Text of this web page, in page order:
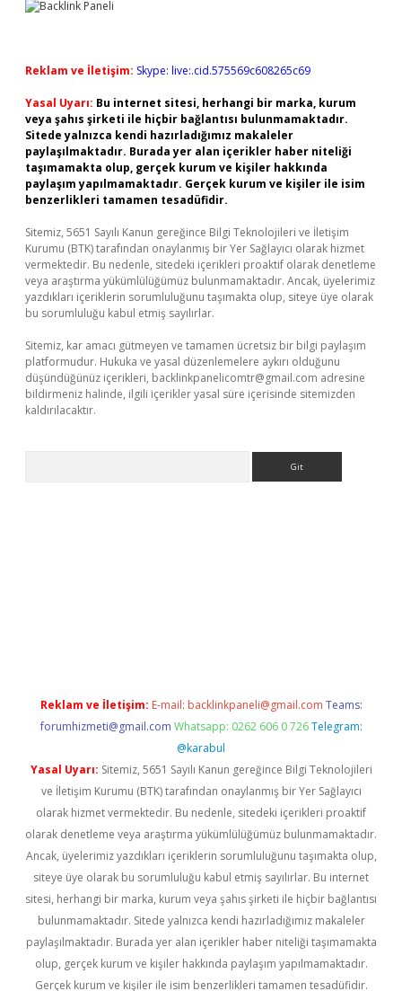
Reklam ve İletişim: Skype: live:.cid.575569c608265c69
Yasal Uyarı: Bu internet sitesi, herhangi bir marka, kurum
veya şahıs şirketi ile hiçbir bağlantısı bulunmamaktadır.
Sitede yalnızca kendi hazırladığımız makaleler
paylaşılmaktadır. Burada yer alan içerikler haber niteliği
taşımamakta olup, gerçek kurum ve kişiler hakkında
paylaşım yapılmamaktadır. Gerçek kurum ve kişiler ile isim
benzerlikleri tamamen tesadüfidir.
Sitemiz, 5651 Sayılı Kanun gereğince Bilgi Teknolojileri ve İletişim
Kurumu (BTK) tarafından onaylanmış bir Yer Sağlayıcı olarak hizmet
vermektedir. Bu nedenle, sitedeki içerikleri proaktif olarak denetleme
veya araştırma yükümlülüğümüz bulunmamaktadır. Ancak, üyelerimiz
yazdıkları içeriklerin sorumluluğunu taşımakta olup, siteye üye olarak
bu sorumluluğu kabul etmiş sayılırlar.
Sitemiz, kar amacı gütmeyen ve tamamen ücretsiz bir bilgi paylaşım
platformudur. Hukuka ve yasal düzenlemelere aykırı olduğunu
düşündüğünüz içerikleri, backlinkpanelicomtr@gmail.com adresine
bildirmeniz halinde, ilgili içerikler yasal süre içerisinde sitemizden
kaldırılacaktır.
Reklam ve İletişim: E-mail: backlinkpaneli@gmail.com Teams:
forumhizmeti@gmail.com Whatsapp: 0262 606 0 726 Telegram:
@karabul
Yasal Uyarı: Sitemiz, 5651 Sayılı Kanun gereğince Bilgi Teknolojileri
ve İletişim Kurumu (BTK) tarafından onaylanmış bir Yer Sağlayıcı
olarak hizmet vermektedir. Bu nedenle, sitedeki içerikleri proaktif
olarak denetleme veya araştırma yükümlülüğümüz bulunmamaktadır.
Ancak, üyelerimiz yazdıkları içeriklerin sorumluluğunu taşımakta olup,
siteye üye olarak bu sorumluluğu kabul etmiş sayılırlar. Bu internet
sitesi, herhangi bir marka, kurum veya şahıs şirketi ile hiçbir bağlantısı
bulunmamaktadır. Sitede yalnızca kendi hazırladığımız makaleler
paylaşılmaktadır. Burada yer alan içerikler haber niteliği taşımamakta
olup, gerçek kurum ve kişiler hakkında paylaşım yapılmamaktadır.
Gerçek kurum ve kişiler ile isim benzerlikleri tamamen tesadüfidir.